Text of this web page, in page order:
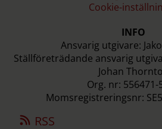
Cookie-
INFO
Ansvarig utgivare:
Ställföreträdande ansvarig
Johan
Org. nr: 556471-
Momsregistreringsnr:
RSS